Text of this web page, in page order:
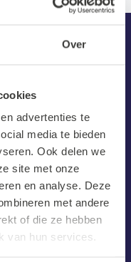
Over
advertenties te
media te bieden
Ook delen we
site met onze
en analyse. Deze
met andere
of die ze hebben
van hun services.
die bij jou past! Als
binnen 2 werkdagen
snel!